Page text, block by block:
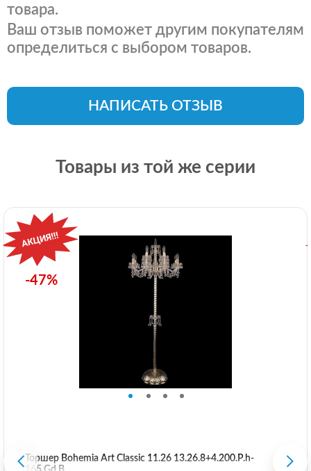
товара.
Ваш отзыв поможет другим покупателям
определиться с выбором товаров.
НАПИСАТЬ ОТЗЫВ
Товары из той же серии
-47%
Торшер Bohemia Art Classic 11.26 13.26.8+4.200.P.h-